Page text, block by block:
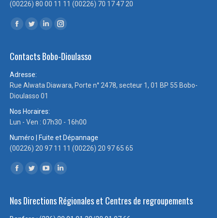
(00226) 80 00 11 11 (00226) 70 17 47 20
Trouvez nous sur :
Facebook
opens
new
window
Twitter
opens
new
window
LinkedIn
opens
window
Instagram
opens
Contacts Bobo-Dioulasso
Adresse:
Rue Alwata Diawara, Porte n° 2478, secteur 1, 01 BP 55 Bobo-
Dioulasso 01
Nos Horaires:
Lun - Ven : 07h30 - 16h00
Numéro | Fuite et Dépannage
(00226) 20 97 11 11 (00226) 20 97 65 65
Trouvez nous sur :
Facebook
opens
Twitter
opens
YouTube
opens
LinkedIn
opens
Nos Directions Régionales et Centres de regroupements